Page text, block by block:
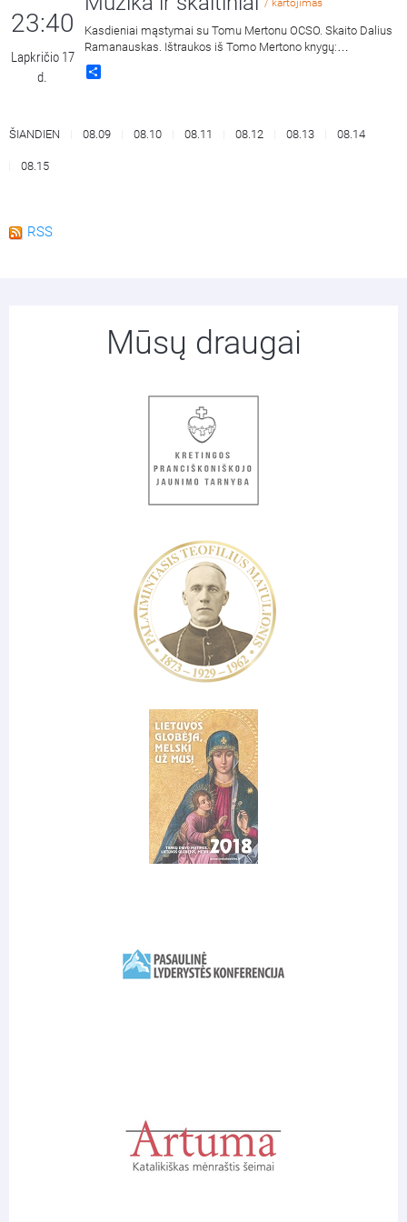
Sabaitė.
23:40
Lapkričio 17
d.
/ kartojimas
Kasdieniai mąstymai su Tomu Mertonu OCSO. Skaito Dalius
Ramanauskas. Ištraukos iš Tomo Mertono knygų:
„Septynaukštis kalnas“, išleido „Katalikų pasaulio leidiniai“,
2011 m. ir „Jonos ženklas“, išleido „Katalikų pasaulio leidiniai“,
ŠIANDIEN 08.09 08.10 08.11 08.12 08.13 08.14
08.15
RSS
Mūsų draugai